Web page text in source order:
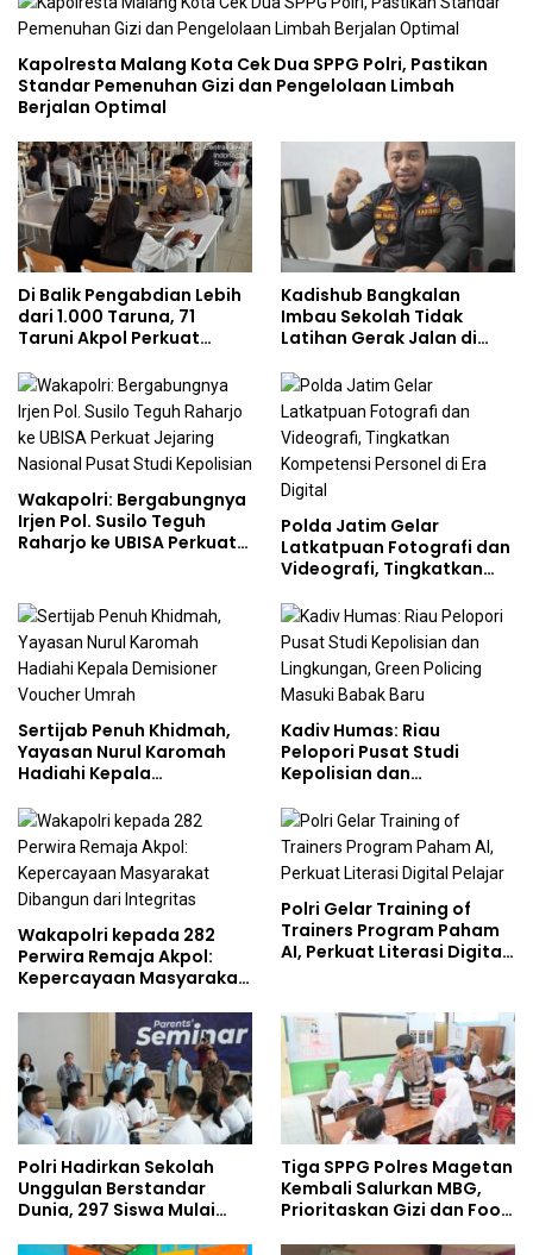
Kapolresta Malang Kota Cek Dua SPPG Polri, Pastikan
Standar Pemenuhan Gizi dan Pengelolaan Limbah
Berjalan Optimal
Di Balik Pengabdian Lebih
dari 1.000 Taruna, 71
Taruni Akpol Perkuat
Siswa Sekolah Rakyat
Kadishub Bangkalan
Imbau Sekolah Tidak
Latihan Gerak Jalan di
Wakapolri: Bergabungnya
Irjen Pol. Susilo Teguh
Raharjo ke UBISA Perkuat
Polda Jatim Gelar
Latkatpuan Fotografi dan
Videografi, Tingkatkan
Era Digital
Sertijab Penuh Khidmah,
Yayasan Nurul Karomah
Hadiahi Kepala
Umrah
Kadiv Humas: Riau
Pelopori Pusat Studi
Kepolisian dan
Policing Masuki Babak
Baru
Wakapolri kepada 282
Perwira Remaja Akpol:
Kepercayaan Masyarakat
Polri Gelar Training of
Trainers Program Paham
AI, Perkuat Literasi Digital
Polri Hadirkan Sekolah
Unggulan Berstandar
Dunia, 297 Siswa Mulai
Tiga SPPG Polres Magetan
Kembali Salurkan MBG,
Prioritaskan Gizi dan Food